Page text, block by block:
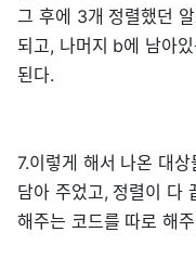
그 후에 3개 정렬했던
되고, 나머지 b에 남아
된다.
7.이렇게 해서 나온 대
담아 주었고, 정렬이 다
해주는 코드를 따로 해